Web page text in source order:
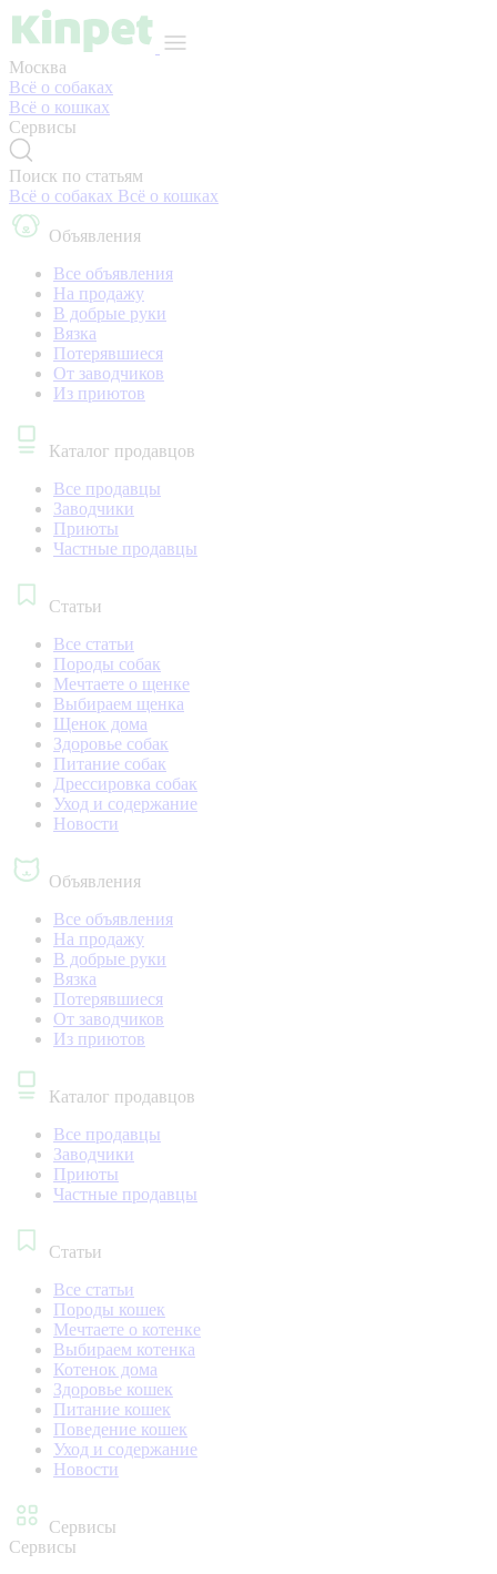
Москва
Всё о собаках
Всё о кошках
Сервисы
Поиск по статьям
Всё о собаках Всё о кошках
Объявления
Все объявления
На продажу
В добрые руки
Вязка
Потерявшиеся
От заводчиков
Из приютов
Каталог продавцов
Все продавцы
Заводчики
Приюты
Частные продавцы
Статьи
Все статьи
Породы собак
Мечтаете о щенке
Выбираем щенка
Щенок дома
Здоровье собак
Питание собак
Дрессировка собак
Уход и содержание
Новости
Объявления
Все объявления
На продажу
В добрые руки
Вязка
Потерявшиеся
От заводчиков
Из приютов
Каталог продавцов
Все продавцы
Заводчики
Приюты
Частные продавцы
Статьи
Все статьи
Породы кошек
Мечтаете о котенке
Выбираем котенка
Котенок дома
Здоровье кошек
Питание кошек
Поведение кошек
Уход и содержание
Новости
Сервисы
Сервисы